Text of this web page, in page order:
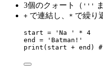
3個のクォート（ '''
+ で連結し、 * で繰り
start = ' Na ' * 4
end = ' Batman! '
print ( start + end )